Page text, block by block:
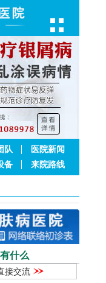
队
医院新闻
备 来院路线
什么
接交流